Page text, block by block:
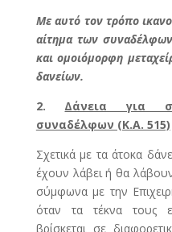
Με αυτό τον τρόπο
αίτημα των
και ομοιόμορφη
δανείων.
2. Δάνεια για
συναδέλφων (Κ.Α. 515)
Σχετικά με τα άτοκα
έχουν λάβει ή θα
σύμφωνα με την
όταν τα τέκνα τους
βρίσκεται σε